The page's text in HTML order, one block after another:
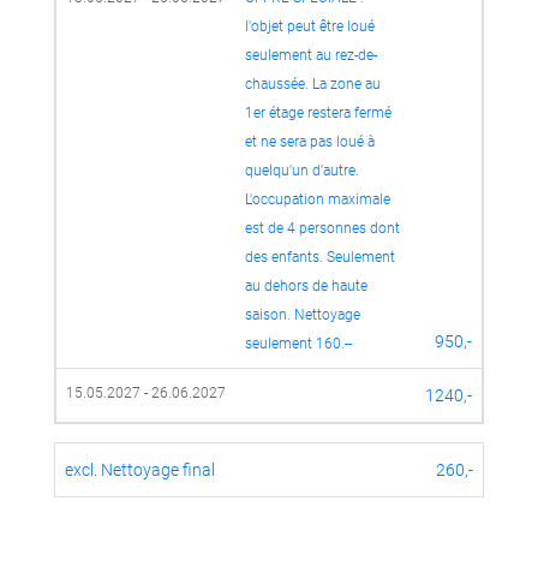
l'objet peut être loué
seulement au rez-de-
chaussée. La zone au
1er étage restera fermé
et ne sera pas loué à
quelqu'un d'autre.
L'occupation maximale
est de 4 personnes dont
des enfants. Seulement
au dehors de haute
saison. Nettoyage
seulement 160.--
950,-
15.05.2027 - 26.06.2027 1240,-
excl. Nettoyage final 260,-